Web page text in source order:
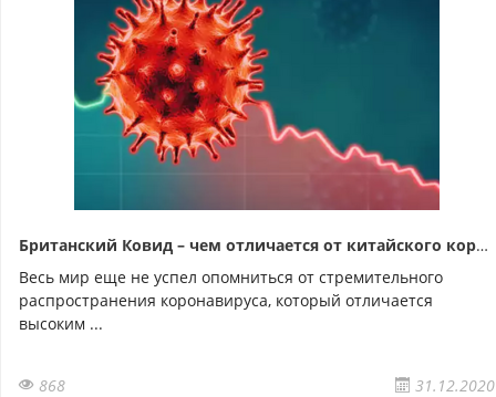
Британский Ковид – чем отличается от китайского коронавируса?
Весь мир еще не успел опомниться от стремительного
распространения коронавируса, который отличается
высоким ...
868 31.12.2020